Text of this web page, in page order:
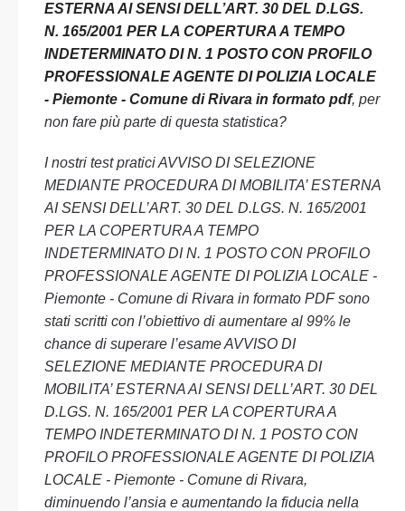
ESTERNA AI SENSI DELL’ART. 30 DEL D.LGS.
N. 165/2001 PER LA COPERTURA A TEMPO
INDETERMINATO DI N. 1 POSTO CON PROFILO
PROFESSIONALE AGENTE DI POLIZIA LOCALE
- Piemonte - Comune di Rivara in formato pdf, per
non fare più parte di questa statistica?
I nostri test pratici AVVISO DI SELEZIONE
MEDIANTE PROCEDURA DI MOBILITA’ ESTERNA
AI SENSI DELL’ART. 30 DEL D.LGS. N. 165/2001
PER LA COPERTURA A TEMPO
INDETERMINATO DI N. 1 POSTO CON PROFILO
PROFESSIONALE AGENTE DI POLIZIA LOCALE -
Piemonte - Comune di Rivara in formato PDF sono
stati scritti con l’obiettivo di aumentare al 99% le
chance di superare l’esame AVVISO DI
SELEZIONE MEDIANTE PROCEDURA DI
MOBILITA’ ESTERNA AI SENSI DELL’ART. 30 DEL
D.LGS. N. 165/2001 PER LA COPERTURA A
TEMPO INDETERMINATO DI N. 1 POSTO CON
PROFILO PROFESSIONALE AGENTE DI POLIZIA
LOCALE - Piemonte - Comune di Rivara,
diminuendo l’ansia e aumentando la fiducia nella